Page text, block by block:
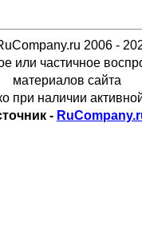
2006 -
или частичное
материалов сайта
при наличии
-